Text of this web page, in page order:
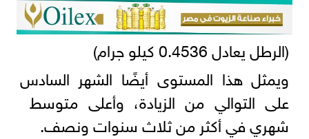
(الرطل يعادل 0.4536 كيلو جرام)
ويمثل هذا المستوى أيضًا الشهر السادس
على التوالي من الزيادة، وأعلى متوسط ​​
شهري في أكثر من ثلاث سنوات ونصف.